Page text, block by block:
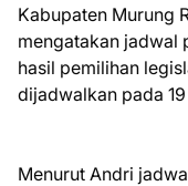
Kabupaten Murung
mengatakan jadwal
hasil pemilihan
dijadwalkan pada
Menurut Andri